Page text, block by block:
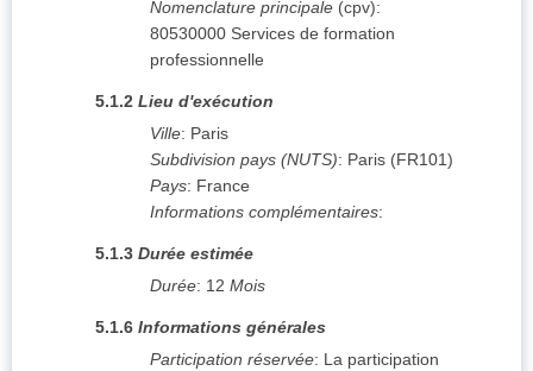
Nomenclature principale (cpv):
80530000 Services de formation
professionnelle
5.1.2 Lieu d'exécution
Ville: Paris
Subdivision pays (NUTS): Paris (FR101)
Pays: France
Informations complémentaires:
5.1.3 Durée estimée
Durée: 12 Mois
5.1.6 Informations générales
Participation réservée: La participation